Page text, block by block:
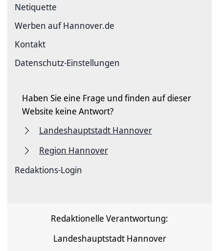
Netiquette
Werben auf Hannover.de
Kontakt
Datenschutz-Einstellungen
Haben Sie eine Frage und finden auf dieser
Website keine Antwort?
Landeshauptstadt Hannover
Region Hannover
Redaktions-Login
Redaktionelle Verantwortung:
Landeshauptstadt Hannover